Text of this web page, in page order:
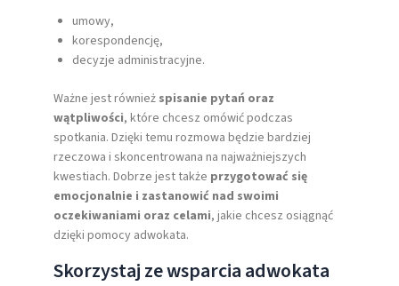
umowy,
korespondencję,
decyzje administracyjne.
Ważne jest również spisanie pytań oraz
wątpliwości, które chcesz omówić podczas
spotkania. Dzięki temu rozmowa będzie bardziej
rzeczowa i skoncentrowana na najważniejszych
kwestiach. Dobrze jest także przygotować się
emocjonalnie i zastanowić nad swoimi
oczekiwaniami oraz celami, jakie chcesz osiągnąć
dzięki pomocy adwokata.
Skorzystaj ze wsparcia adwokata